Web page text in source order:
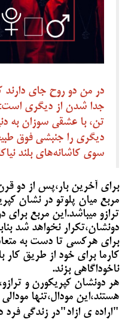
در من دو روح جای
جدا شدن از دیگری است:
تن، با عشقی سوزان به
دیگری را جنبشی فوق
سوی کاشانه‌های بلند
برای آخرین بار،پس از دو
مربع میان پلوتو در نشان
ترازو میباشد.این مربع
دونشان،تکرار نخواهد شد
برای هرکسی تا دست به
کارما برای خود از طریق کار
ناخوداگاهی بزند.
هر دونشان کپریکورن و
هستند،این مودال،تنها
"اراده ی ازاد"در زندگی فرد